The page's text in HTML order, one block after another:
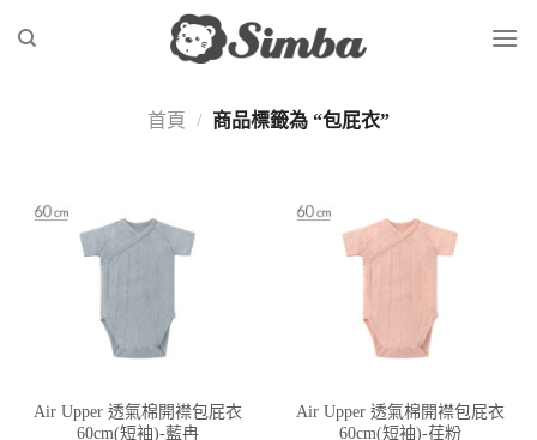
首頁 / 商品標籤為 “包屁衣”
Air Upper 透氣棉開襟包屁衣
60cm(短袖)-藍冉
Air Upper 透氣棉開襟包屁衣
60cm(短袖)-荏粉